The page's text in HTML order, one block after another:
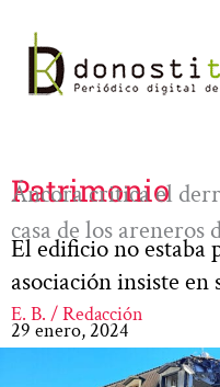
contenido
Patrimonio
Áncora critica el
casa de los areneros
El edificio no estaba
asociación insiste en
E. B. / Redacción
29 enero, 2024